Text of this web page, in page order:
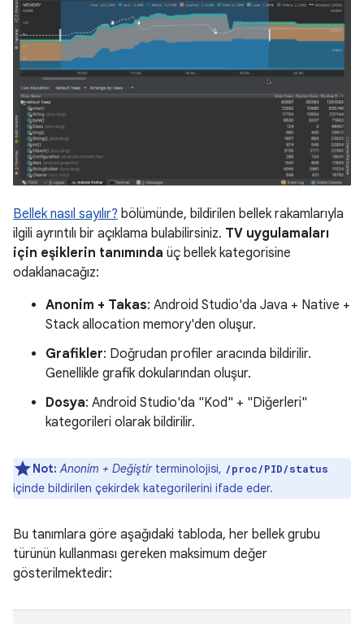
Bellek nasıl sayılır? bölümünde, bildirilen bellek rakamlarıyla
ilgili ayrıntılı bir açıklama bulabilirsiniz. TV uygulamaları
için eşiklerin tanımında üç bellek kategorisine
odaklanacağız:
Anonim + Takas: Android Studio'da Java + Native +
Stack allocation memory'den oluşur.
Grafikler: Doğrudan profiler aracında bildirilir.
Genellikle grafik dokularından oluşur.
Dosya: Android Studio'da "Kod" + "Diğerleri"
kategorileri olarak bildirilir.
Not: Anonim + Değiştirterminolojisi, /proc/PID/status
içinde bildirilen çekirdek kategorilerini ifade eder.
Bu tanımlara göre aşağıdaki tabloda, her bellek grubu
türünün kullanması gereken maksimum değer
gösterilmektedir: